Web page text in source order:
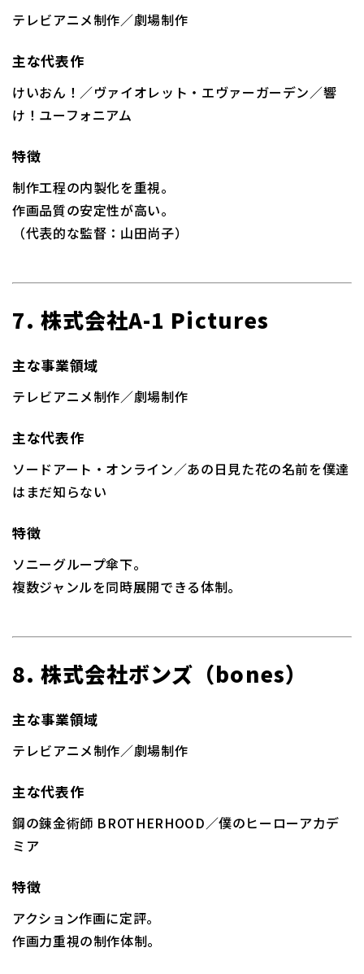
テレビアニメ制作／劇場制作
主な代表作
けいおん！／ヴァイオレット・エヴァーガーデン／響
け！ユーフォニアム
特徴
制作工程の内製化を重視。
作画品質の安定性が高い。
（代表的な監督：山田尚子）
7. 株式会社A-1 Pictures
主な事業領域
テレビアニメ制作／劇場制作
主な代表作
ソードアート・オンライン／あの日見た花の名前を僕達
はまだ知らない
特徴
ソニーグループ傘下。
複数ジャンルを同時展開できる体制。
8. 株式会社ボンズ（bones）
主な事業領域
テレビアニメ制作／劇場制作
主な代表作
鋼の錬金術師 BROTHERHOOD／僕のヒーローアカデ
ミア
特徴
アクション作画に定評。
作画力重視の制作体制。